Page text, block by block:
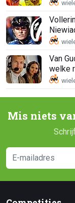
Van
welke
Mis niets